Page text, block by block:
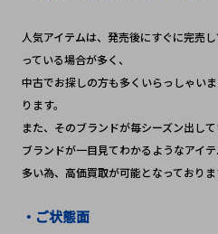
人気アイテムは、発売後にすぐに完売
っている場合が多く、
中古でお探しの方も多くいらっしゃい
ります。
また、そのブランドが毎シーズン出し
ブランドが一目見てわかるようなアイ
多い為、高価買取が可能となっておりま
・ご状態面